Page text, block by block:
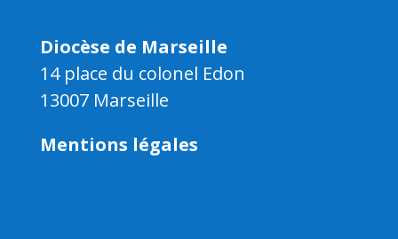
Diocèse de Marseille
14 place du colonel Edon
13007 Marseille
Mentions légales